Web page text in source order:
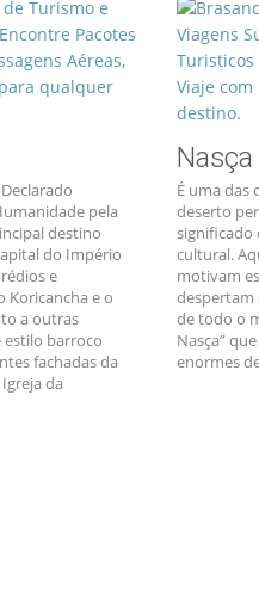
Declarado
pela
destino
do Império
e
Koricancha e o
a outras
estilo barroco
fachadas da
da
Nasça
É uma das
deserto
significado
cultural.
motivam
despertam
de todo o
Nasça”
enormes